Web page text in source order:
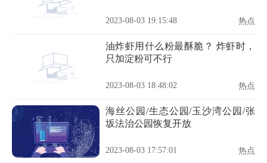
2023-08-03 19:15:48 热点
油炸虾用什么粉最酥脆？ 炸虾时，
只加淀粉可不行
2023-08-03 18:48:02 热点
海丝公园/生态公园/玉沙湾公园/张
坂法治公园恢复开放
2023-08-03 17:57:01 热点